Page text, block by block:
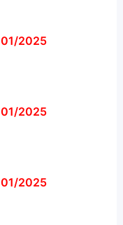
01/2025
01/2025
01/2025